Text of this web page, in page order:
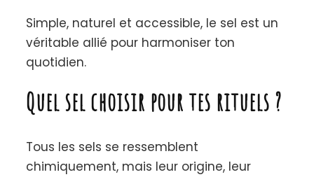
soi
Simple, naturel et accessible, le sel est un
véritable allié pour harmoniser ton
quotidien.
Quel sel choisir pour tes rituels ?
Tous les sels se ressemblent
chimiquement, mais leur origine, leur